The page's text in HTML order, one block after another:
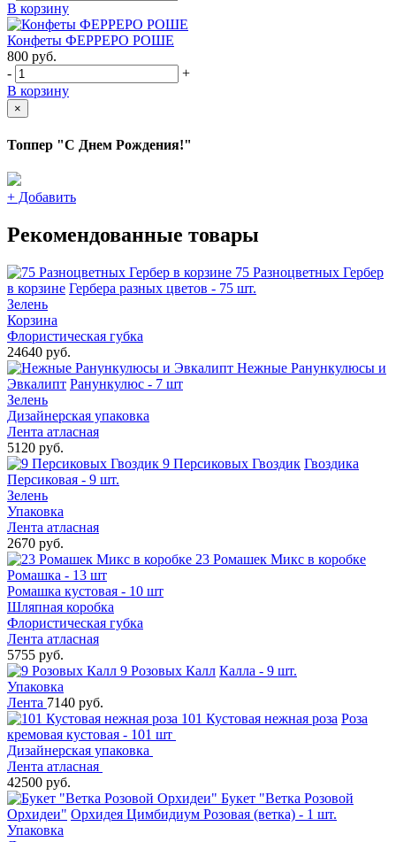
В корзину
Конфеты ФЕРРЕРО РОШЕ
800 руб.
-
+
В корзину
×
Топпер "С Днем Рождения!"
+ Добавить
Рекомендованные товары
75 Разноцветных Гербер
в корзине Гербера разных цветов - 75 шт.
Зелень
Корзина
Флористическая губка
24640 руб.
Нежные Ранункулюсы и
Эвкалипт Ранункулюс - 7 шт
Зелень
Дизайнерская упаковка
Лента атласная
5120 руб.
9 Персиковых Гвоздик Гвоздика
Персиковая - 9 шт.
Зелень
Упаковка
Лента атласная
2670 руб.
23 Ромашек Микс в коробке
Ромашка - 13 шт
Ромашка кустовая - 10 шт
Шляпная коробка
Флористическая губка
Лента атласная
5755 руб.
9 Розовых Калл Калла - 9 шт.
Упаковка
Лента 7140 руб.
101 Кустовая нежная роза Роза
кремовая кустовая - 101 шт
Дизайнерская упаковка
Лента атласная
42500 руб.
Букет "Ветка Розовой
Орхидеи" Орхидея Цимбидиум Розовая (ветка) - 1 шт.
Упаковка